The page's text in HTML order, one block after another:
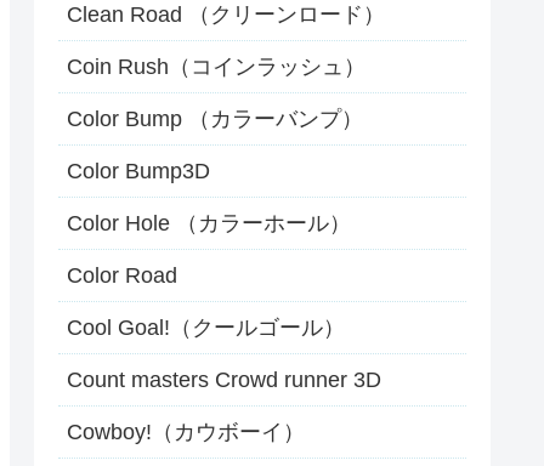
Clean Road （クリーンロード）
Coin Rush（コインラッシュ）
Color Bump （カラーバンプ）
Color Bump3D
Color Hole （カラーホール）
Color Road
Cool Goal!（クールゴール）
Count masters Crowd runner 3D
Cowboy!（カウボーイ）